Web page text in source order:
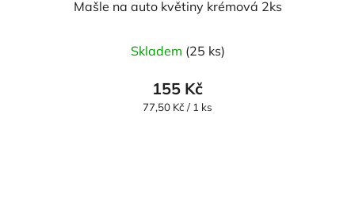
Mašle na auto květiny krémová 2ks
Skladem (25 ks)
155 Kč
Měrná
77,50 Kč / 1 ks